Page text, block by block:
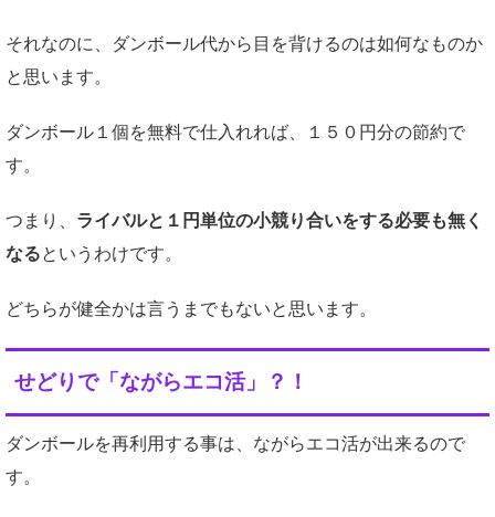
それなのに、ダンボール代から目を背けるのは如何なものか
と思います。
ダンボール１個を無料で仕入れれば、１５０円分の節約で
す。
つまり、 ライバルと１円単位の小競り合いをする必要も無く
なるというわけです。
どちらが健全かは言うまでもないと思います。
せどりで「ながらエコ活」？！
ダンボールを再利用する事は、ながらエコ活が出来るので
す。